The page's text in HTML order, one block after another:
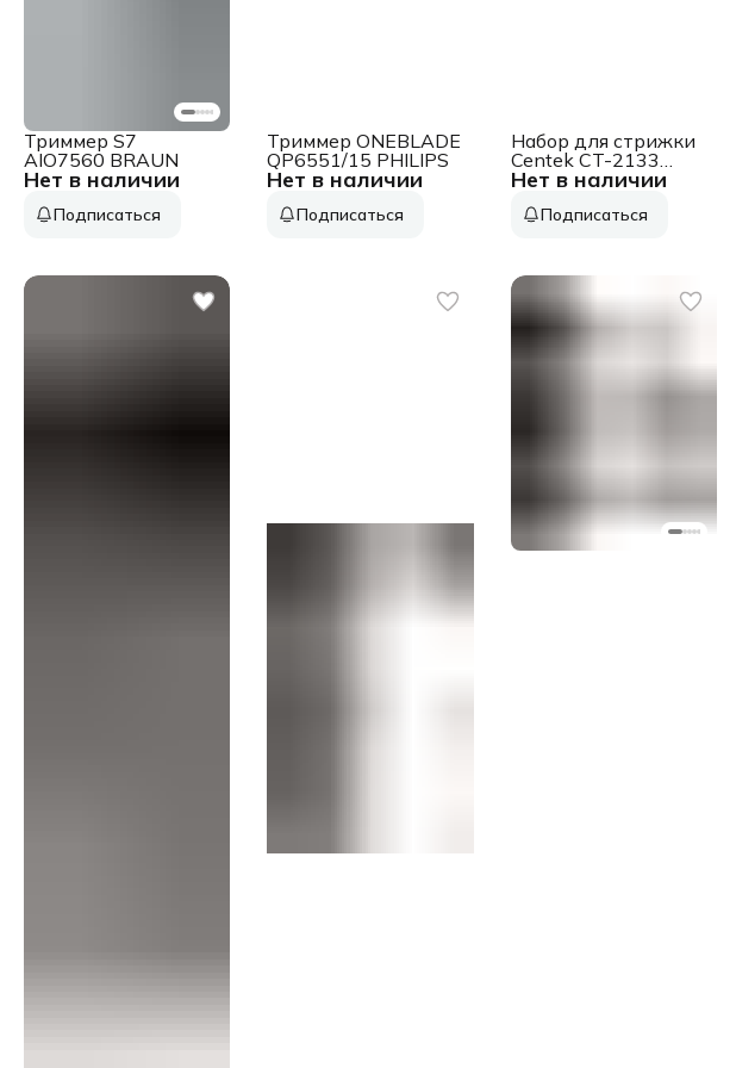
Нет в наличии
Триммер S7
AIO7560 BRAUN
Подписаться
Нет в наличии
Триммер ONEBLADE
QP6551/15 PHILIPS
Подписаться
Нет в наличии
Набор для стрижки
Centek CT-2133
(черный) 4 насадки,
подзарядкой
Подписаться